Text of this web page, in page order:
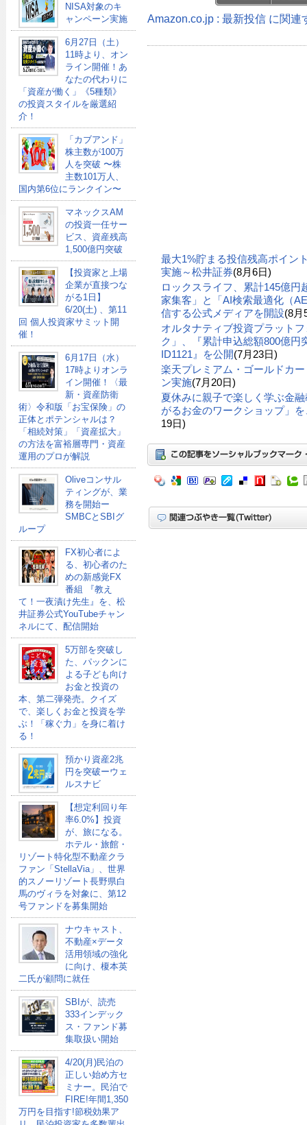
NISA対象のキ
ャンペーン実施
6月27日（土）
11時より、オン
ライン開催！あ
なたの代わりに
「資産が働く」《5種類》
の投資スタイルを厳選紹
介！
「カブアンド」
株主数が100万
人を突破 〜株
主数101万人、
国内第6位にランクイン〜
マネックスAM
の投資一任サー
ビス、資産残高
1,500億円突破
【投資家と上場
企業が直接つな
がる1日】
6/20(土) 、第11
回 個人投資家サミット開
催！
6月17日（水）
17時よりオンラ
イン開催！〈最
新・資産防衛
術〉令和版「お宝保険」の
正体とポテンシャルは？
「相続対策」「資産拡大」
の方法を富裕層専門・資産
運用のプロが解説
Oliveコンサル
ティングが、業
務を開始ー
SMBCとSBIグ
ループ
FX初心者によ
る、初心者のた
めの新感覚FX
番組 『教え
て！一夜漬け先生』を、松
井証券公式YouTubeチャン
ネルにて、配信開始
5万部を突破し
た、パックンに
よる子ども向け
お金と投資の
本、第二弾発売。クイズ
で、楽しくお金と投資を学
ぶ！「稼ぐ力」を身に着け
る！
預かり資産2兆
円を突破ーウェ
ルスナビ
【想定利回り年
率6.0%】投資
が、旅になる。
ホテル・旅館・
リゾート特化型不動産クラ
ファン「StellaVia」、世界
的スノーリゾート長野県白
馬のヴィラを対象に、第12
号ファンドを募集開始
ナウキャスト、
不動産×データ
活用領域の強化
に向け、榎本英
二氏が顧問に就任
SBIが、読売
333インデック
ス・ファンド募
集取扱い開始
4/20(月)民泊の
正しい始め方セ
ミナー。民泊で
FIRE!年間1,350
万円を目指す!節税効果ア
Amazon.co.jp : 最新投信 に関連
最大1%貯まる投信残高ポイン
実施～松井証券(8月6日)
ロックスライフ、累計145億円
家集客」と「AI検索最適化（
信する公式メディアを開設(8月
オルタナティブ投資プラット
ク」、『累計申込総額800億円
ID1121』を公開(7月23日)
楽天プレミアム・ゴールドカ
ン実施(7月20日)
夏休みに親子で楽しく学ぶ金
がるお金のワークショップ」
19日)